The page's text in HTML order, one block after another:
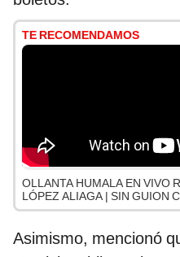
TE RECOMENDAMOS
OLLANTA HUMALA EN VIVO
LÓPEZ ALIAGA | SIN GUION
Asimismo, mencionó